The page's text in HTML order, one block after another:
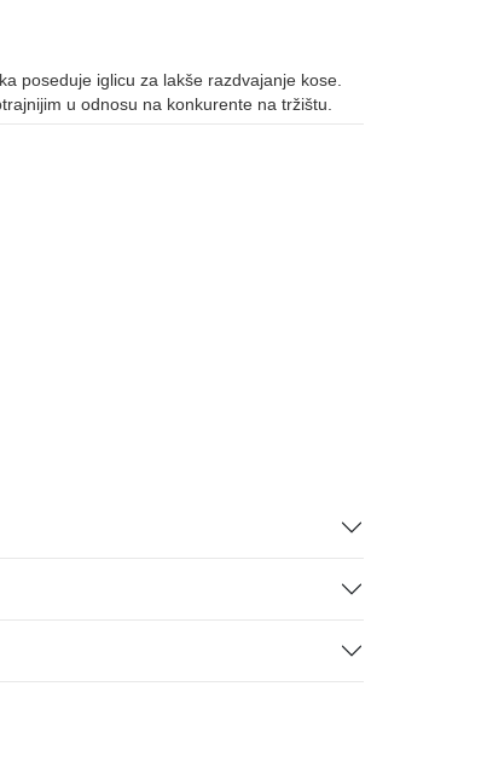
poseduje iglicu za lakše razdvajanje kose.
u odnosu na konkurente na tržištu.